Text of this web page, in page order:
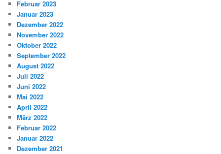
Februar 2023
Januar 2023
Dezember 2022
November 2022
Oktober 2022
September 2022
August 2022
Juli 2022
Juni 2022
Mai 2022
April 2022
März 2022
Februar 2022
Januar 2022
Dezember 2021